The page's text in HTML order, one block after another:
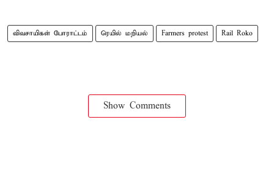
விவசாயிகள் போராட்டம் ரெயில் மறியல் Farmers protest Rail Roko
Show Comments